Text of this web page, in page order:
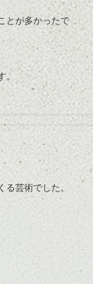
とが多かったで
。
芸術でした。